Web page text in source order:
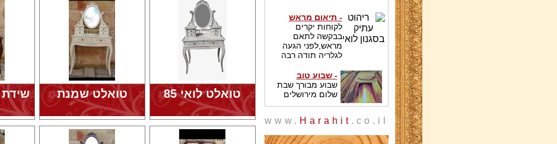
לקוחות יקרים
בבקשה לתאם
מראש,לפני הגעה
לגלריה תודה רבה
שבוע מבורך שבת
שלום מירושלים
www. Harahit .co.il
טואלט לואי 85 טואלט שמנת שידת